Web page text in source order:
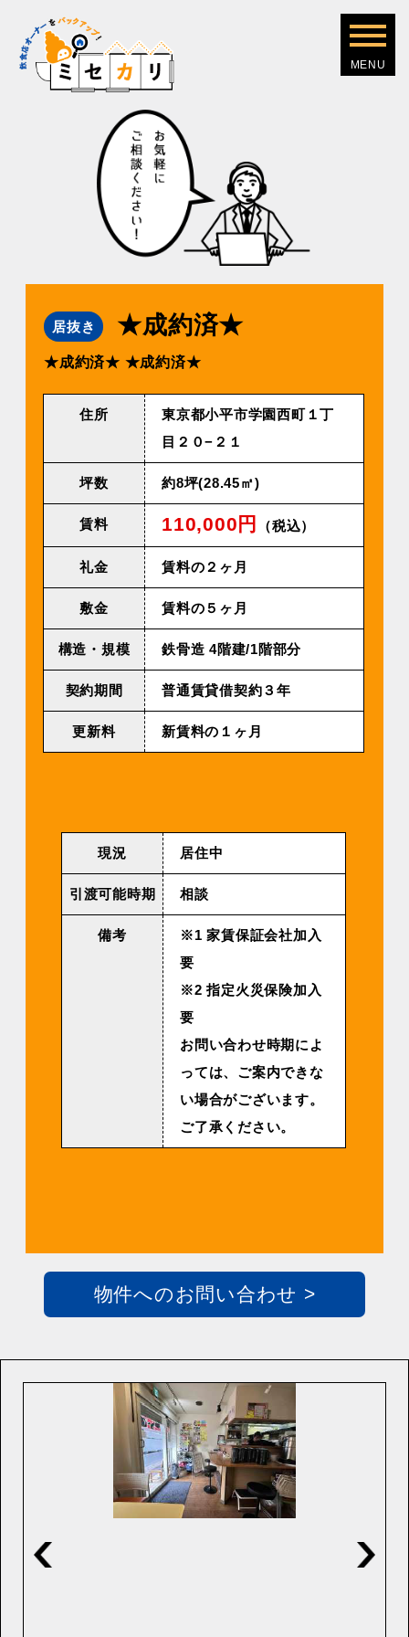
居抜き ★成約済★
★成約済★ ★成約済★
住所
東京都小平市学園西町１丁
目２０−２１
坪数 約8坪(28.45㎡)
賃料 110,000円 （税込）
礼金 賃料の２ヶ月
敷金 賃料の５ヶ月
構造・規模 鉄⾻造 4階建/1階部分
契約期間 普通賃貸借契約３年
更新料 新賃料の１ヶ月
現況 居住中
引渡可能時期 相談
備考
※1 家賃保証会社加入
要
※2 指定火災保険加入
要
お問い合わせ時期によ
っては、ご案内できな
い場合がございます。
ご了承ください。
物件へのお問い合わせ >